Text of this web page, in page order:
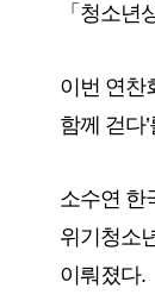
「청소
이번 연찬
함께 걷다
소수연 한
위기청소
이뤄졌다.